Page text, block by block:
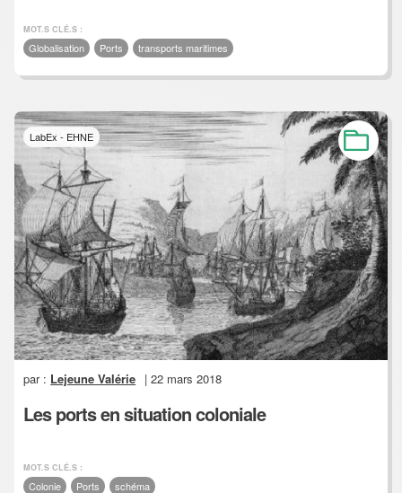
MOT.S CLÉ.S :
Globalisation Ports transports maritimes
LabEx - EHNE
par : Lejeune Valérie | 22 mars 2018
Les ports en situation coloniale
MOT.S CLÉ.S :
Colonie Ports schéma